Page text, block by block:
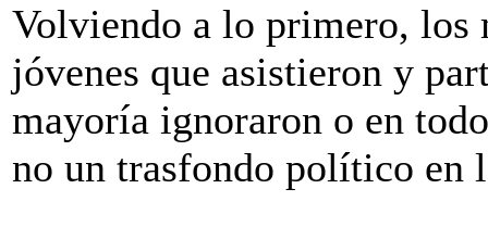
Volviendo a lo primero, los
jóvenes que asistieron y
mayoría ignoraron o en
no un trasfondo político en